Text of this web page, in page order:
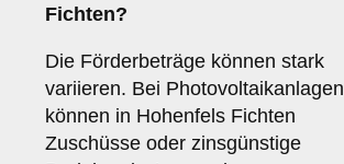
Fichten?
Die Förderbeträge können stark
variieren. Bei Photovoltaikanlagen
können in Hohenfels Fichten
Zuschüsse oder zinsgünstige